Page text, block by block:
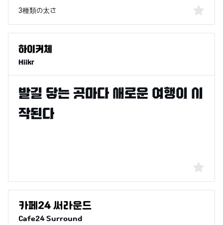
3種類の太さ
Hiikr
Cafe24 Surround